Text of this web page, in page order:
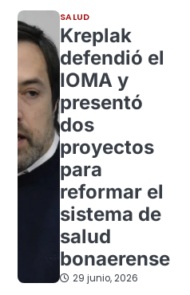
SALUD
Kreplak
defendió el
IOMA y
presentó
dos
proyectos
para
reformar el
sistema de
salud
bonaerense
29 junio, 2026